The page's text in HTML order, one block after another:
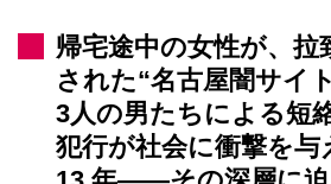
帰宅途中の女性が、拉
された“名古屋闇サイ
3人の男たちによる短
犯行が社会に衝撃を与